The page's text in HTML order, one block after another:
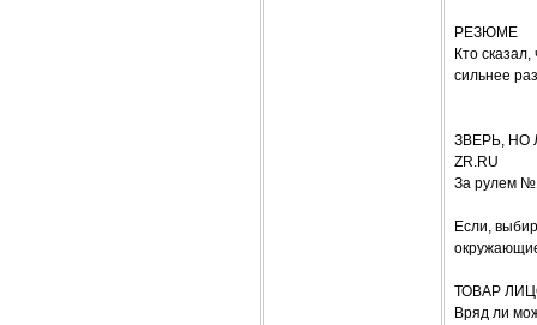
РЕЗЮМЕ
Кто
сильнее
ЗВЕРЬ,
ZR.RU
За рулем
Если,
ТОВАР
Вряд ли